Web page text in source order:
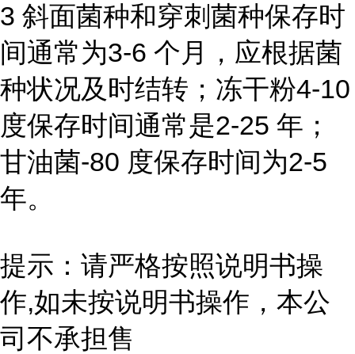
3 斜面菌种和穿刺菌种保存时
间通常为3-6 个月，应根据菌
种状况及时结转；冻干粉4-10
度保存时间通常是2-25 年；
甘油菌-80 度保存时间为2-5
年。
提示：请严格按照说明书操
作,如未按说明书操作，本公
司不承担售